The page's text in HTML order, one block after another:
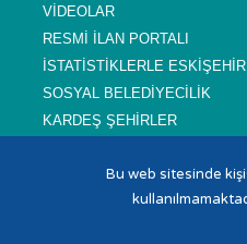
Bu web sitesinde
VİDEOLAR
RESMİ İLAN PORTALI
İSTATİSTİKLERLE ESKİŞEHİR
SOSYAL BELEDİYECİLİK
KARDEŞ ŞEHİRLER
NÖBETÇİ ECZANELER
SİTE HARİTASI